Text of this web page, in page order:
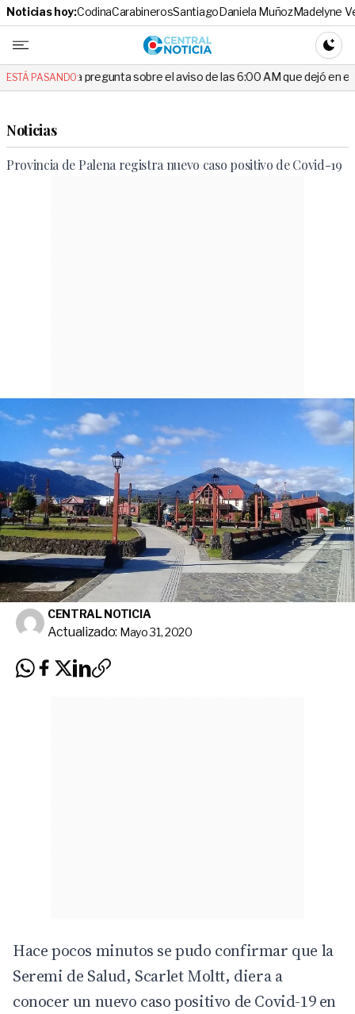
Noticias hoy:CodinaCarabinerosSantiagoDaniela MuñozMadelyne
Central
ESTÁ PASANDO:
pregunta sobre el aviso de las 6:00 AM que dejó en evidencia al
Noticias
Provincia de Palena registra nuevo caso positivo de Covid-19
CENTRAL NOTICIA
Actualizado: Mayo 31, 2020
Hace pocos minutos se pudo confirmar que la
Seremi de Salud, Scarlet Moltt, diera a
conocer un nuevo caso positivo de Covid-19 en